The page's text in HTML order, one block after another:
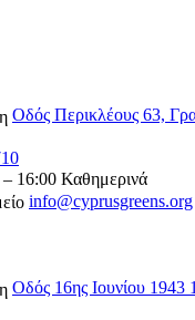
Οδός Περικλέους 63,
16:00 Καθημερινά
info@cyprusgreens.org
Οδός 16ης Ιουνίου